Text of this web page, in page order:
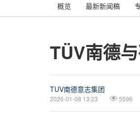
概览 最新新闻稿
TÜV南德
TUV南德意志集团
2026-01-08 13:23 5596